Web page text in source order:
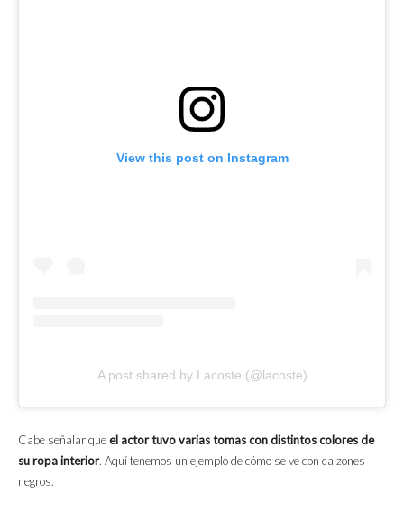
View this post on Instagram
A post shared by Lacoste (@lacoste)
Cabe señalar queel actor tuvo varias tomas con distintos colores de
su ropa interior. Aquí tenemos un ejemplo de cómo se ve con calzones
negros.